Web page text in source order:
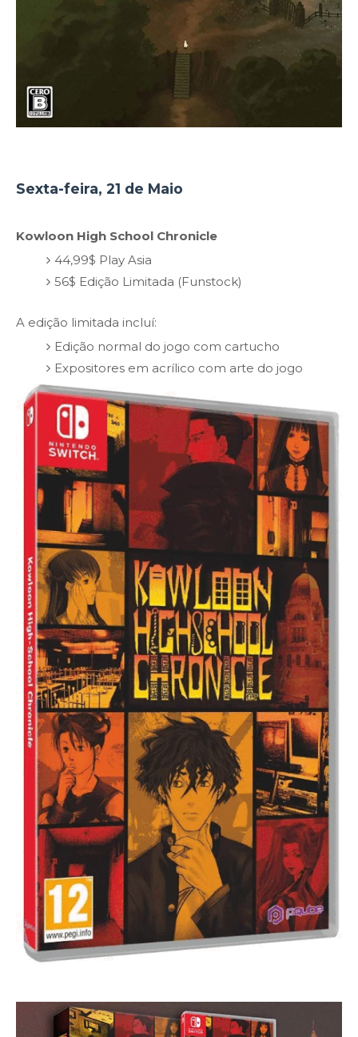
Sexta-feira, 21 de Maio
Kowloon High School Chronicle
44,99$ Play Asia
56$ Edição Limitada (Funstock)
A edição limitada incluí:
Edição normal do jogo com cartucho
Expositores em acrílico com arte do jogo